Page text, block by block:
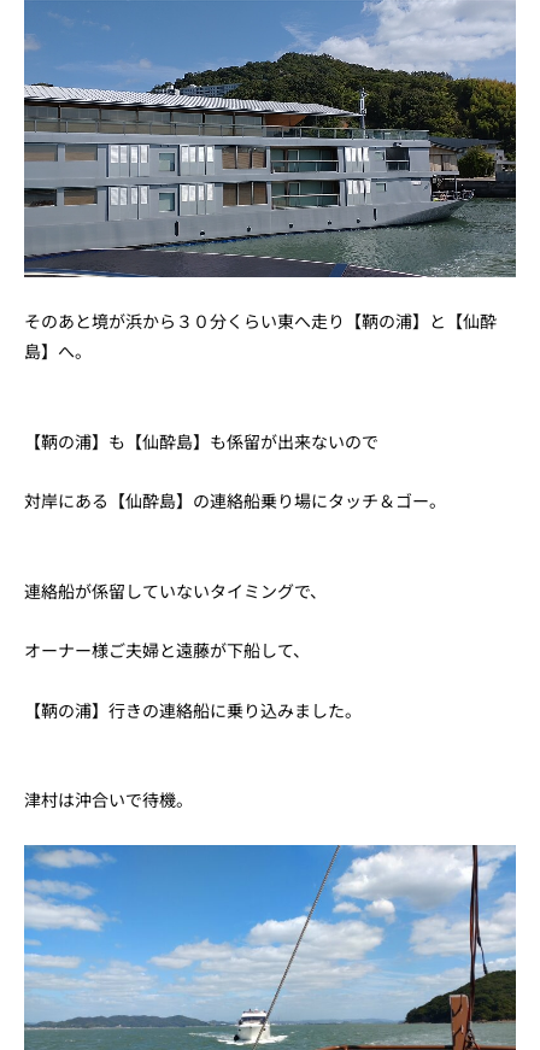
そのあと境が浜から３０分くらい東へ走り【鞆の浦】と【仙酔
島】へ。
【鞆の浦】も【仙酔島】も係留が出来ないので
対岸にある【仙酔島】の連絡船乗り場にタッチ＆ゴー。
連絡船が係留していないタイミングで、
オーナー様ご夫婦と遠藤が下船して、
【鞆の浦】行きの連絡船に乗り込みました。
津村は沖合いで待機。